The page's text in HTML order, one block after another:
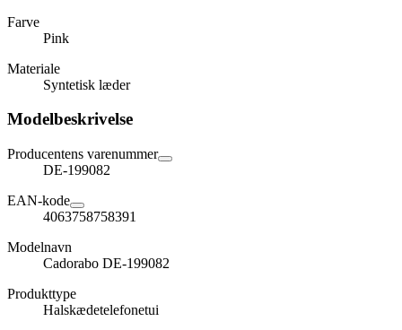
Farve
Pink
Materiale
Syntetisk læder
Modelbeskrivelse
Producentens varenummer
DE-199082
EAN-kode
4063758758391
Modelnavn
Cadorabo DE-199082
Produkttype
Halskædetelefonetui